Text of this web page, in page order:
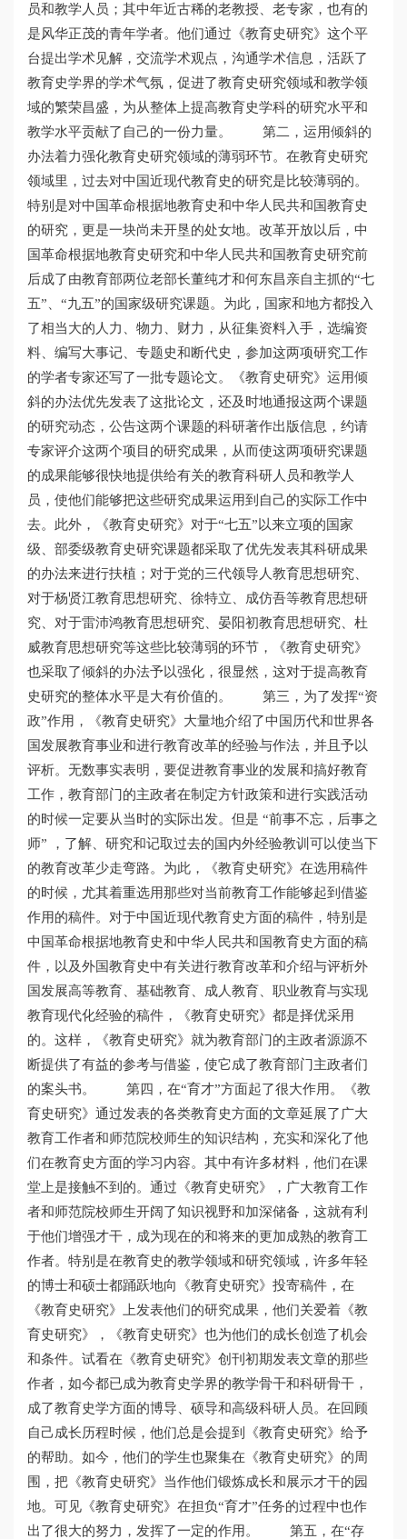
员和教学人员；其中年近古稀的老教授、老专家，也有的
是风华正茂的青年学者。他们通过《教育史研究》这个平
台提出学术见解，交流学术观点，沟通学术信息，活跃了
教育史学界的学术气氛，促进了教育史研究领域和教学领
域的繁荣昌盛，为从整体上提高教育史学科的研究水平和
教学水平贡献了自己的一份力量。 第二，运用倾斜的
办法着力强化教育史研究领域的薄弱环节。在教育史研究
领域里，过去对中国近现代教育史的研究是比较薄弱的。
特别是对中国革命根据地教育史和中华人民共和国教育史
的研究，更是一块尚未开垦的处女地。改革开放以后，中
国革命根据地教育史研究和中华人民共和国教育史研究前
后成了由教育部两位老部长董纯才和何东昌亲自主抓的“七
五”、“九五”的国家级研究课题。为此，国家和地方都投入
了相当大的人力、物力、财力，从征集资料入手，选编资
料、编写大事记、专题史和断代史，参加这两项研究工作
的学者专家还写了一批专题论文。《教育史研究》运用倾
斜的办法优先发表了这批论文，还及时地通报这两个课题
的研究动态，公告这两个课题的科研著作出版信息，约请
专家评介这两个项目的研究成果，从而使这两项研究课题
的成果能够很快地提供给有关的教育科研人员和教学人
员，使他们能够把这些研究成果运用到自己的实际工作中
去。此外，《教育史研究》对于“七五”以来立项的国家
级、部委级教育史研究课题都采取了优先发表其科研成果
的办法来进行扶植；对于党的三代领导人教育思想研究、
对于杨贤江教育思想研究、徐特立、成仿吾等教育思想研
究、对于雷沛鸿教育思想研究、晏阳初教育思想研究、杜
威教育思想研究等这些比较薄弱的环节，《教育史研究》
也采取了倾斜的办法予以强化，很显然，这对于提高教育
史研究的整体水平是大有价值的。 第三，为了发挥“资
政”作用，《教育史研究》大量地介绍了中国历代和世界各
国发展教育事业和进行教育改革的经验与作法，并且予以
评析。无数事实表明，要促进教育事业的发展和搞好教育
工作，教育部门的主政者在制定方针政策和进行实践活动
的时候一定要从当时的实际出发。但是 “前事不忘，后事之
师” ，了解、研究和记取过去的国内外经验教训可以使当下
的教育改革少走弯路。为此，《教育史研究》在选用稿件
的时候，尤其着重选用那些对当前教育工作能够起到借鉴
作用的稿件。对于中国近现代教育史方面的稿件，特别是
中国革命根据地教育史和中华人民共和国教育史方面的稿
件，以及外国教育史中有关进行教育改革和介绍与评析外
国发展高等教育、基础教育、成人教育、职业教育与实现
教育现代化经验的稿件，《教育史研究》都是择优采用
的。这样，《教育史研究》就为教育部门的主政者源源不
断提供了有益的参考与借鉴，使它成了教育部门主政者们
的案头书。 第四，在“育才”方面起了很大作用。《教
育史研究》通过发表的各类教育史方面的文章延展了广大
教育工作者和师范院校师生的知识结构，充实和深化了他
们在教育史方面的学习内容。其中有许多材料，他们在课
堂上是接触不到的。通过《教育史研究》，广大教育工作
者和师范院校师生开阔了知识视野和加深储备，这就有利
于他们增强才干，成为现在的和将来的更加成熟的教育工
作者。特别是在教育史的教学领域和研究领域，许多年轻
的博士和硕士都踊跃地向《教育史研究》投寄稿件，在
《教育史研究》上发表他们的研究成果，他们关爱着《教
育史研究》，《教育史研究》也为他们的成长创造了机会
和条件。试看在《教育史研究》创刊初期发表文章的那些
作者，如今都已成为教育史学界的教学骨干和科研骨干，
成了教育史学方面的博导、硕导和高级科研人员。在回顾
自己成长历程时候，他们总是会提到《教育史研究》给予
的帮助。如今，他们的学生也聚集在《教育史研究》的周
围，把《教育史研究》当作他们锻炼成长和展示才干的园
地。可见《教育史研究》在担负“育才”任务的过程中也作
出了很大的努力，发挥了一定的作用。 第五，在“存